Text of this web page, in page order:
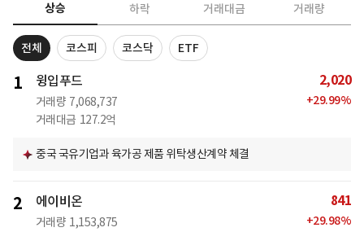
상승 하락 거래대금 거래량
전체 코스피 코스닥 ETF
1 윙입푸드
거래량 7,068,737
거래대금 127.2억
2,020
+29.99%
중국 국유기업과 육가공 제품 위탁생산계약 체결
2 에이비온
거래량 1,153,875
841
+29.98%